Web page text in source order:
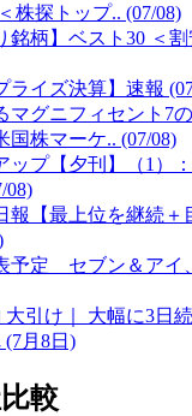
株探トップ.. (07/08)
銘柄】ベスト30 ＜
イズ決算】速報
マグニフィセント7
国株マーケ.. (07/08)
ップ【夕刊】（1）
08)
報【最上位を継続＋
予定 セブン＆アイ
大引け｜ 大幅に3日
(7月8日)
較